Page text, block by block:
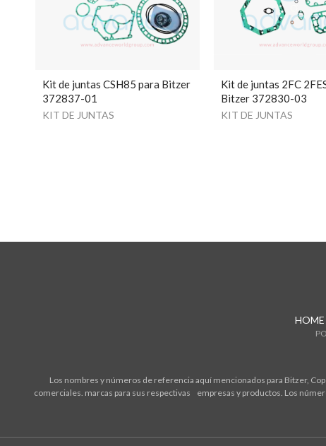
Kit de juntas CSH85 para Bitzer
372837-01
KIT DE JUNTAS
Kit de juntas 2FC
Bitzer 372830-03
KIT DE JUNTAS
HOME
Los nombres y números de referencia aquí mencionados para Bitzer,
comerciales. marcas para sus respectivas empresas y productos. Los